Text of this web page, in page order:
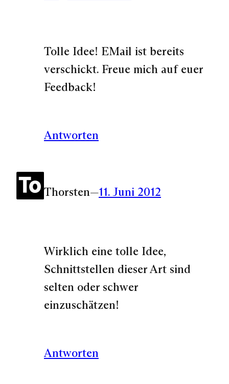
Tolle Idee! EMail ist bereits
verschickt. Freue mich auf euer
Feedback!
Antworten
Thorsten—11. Juni 2012
Wirklich eine tolle Idee,
Schnittstellen dieser Art sind
selten oder schwer
einzuschätzen!
Antworten